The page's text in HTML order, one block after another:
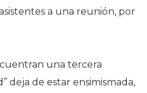
a una reunión, por
una tercera
deja de estar ensimismada,